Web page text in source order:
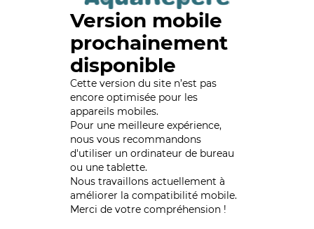
Version mobile
prochainement
disponible
Cette version du site n’est pas
encore optimisée pour les
appareils mobiles.
Pour une meilleure expérience,
nous vous recommandons
d'utiliser un ordinateur de bureau
ou une tablette.
Nous travaillons actuellement à
améliorer la compatibilité mobile.
Merci de votre compréhension !